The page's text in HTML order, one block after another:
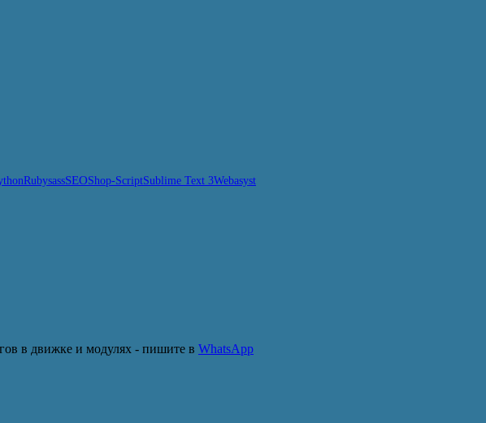
RubysassSEOShop-ScriptSublime Text 3Webasyst
в движке и модулях - пишите в WhatsApp